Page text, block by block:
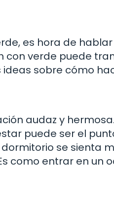
es hora de
con verde puede
sobre cómo
audaz y
puede ser el
se sienta
como entrar en un